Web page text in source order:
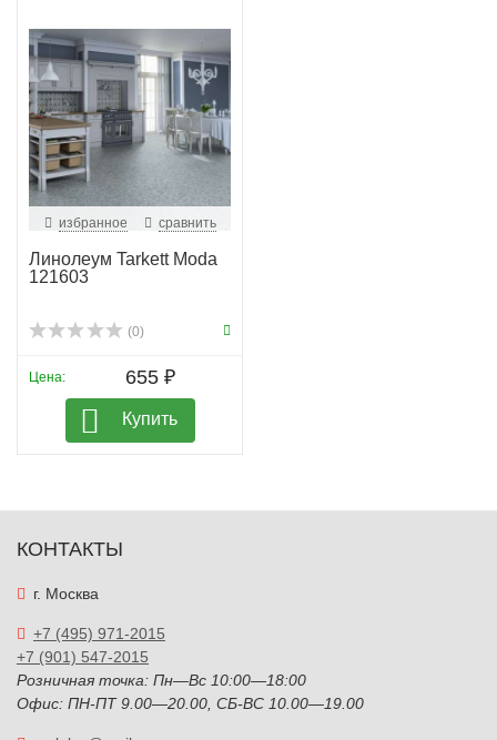
- Экологичная сертификация: Green book и «Листок
жизни»
- Современный и универсальный дизайн с
абстрактным чипсовым узором
Линолеум Таркетт MODA – это практичное, красивое и
экологичное покрытие, которое станет идеальной
основой пола в любых условиях.
избранное сравнить
Линолеум Tarkett Moda
121603
(0)
Цена: 655 ₽
Купить
КОНТАКТЫ
г. Москва
+7 (495) 971-2015
+7 (901) 547-2015
Розничная точка: Пн—Вс 10:00—18:00
Офис: ПН-ПТ 9.00—20.00, СБ-ВС 10.00—19.00